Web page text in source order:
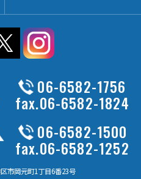
06-6582-1756
fax.06-6582-1824
06-6582-1500
fax.06-6582-1252
市岡元町1丁目6番23号